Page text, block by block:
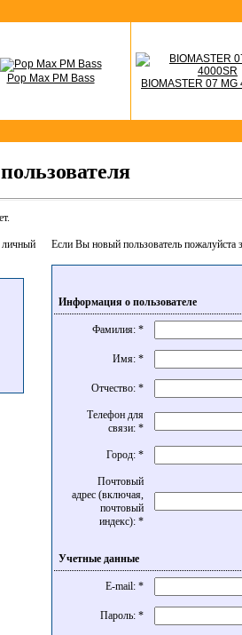
Pop Max PM Bass BIOMASTER 07 MG
личный
Если Вы новый пользователь пожалуйста
Информация о пользователе
Фамилия: *
Имя: *
Отчество: *
Телефон для
связи: *
Город: *
Почтовый
адрес (включая,
почтовый
индекс): *
Учетные данные
E-mail: *
Пароль: *